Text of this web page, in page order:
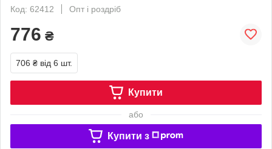
Код: 62412
Опт і роздріб
776 ₴
706 ₴ від 6 шт.
Купити
або
Купити з